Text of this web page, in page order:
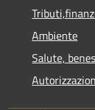
Ambiente
Salute,